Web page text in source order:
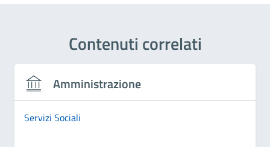
Contenuti correlati
Amministrazione
Servizi Sociali